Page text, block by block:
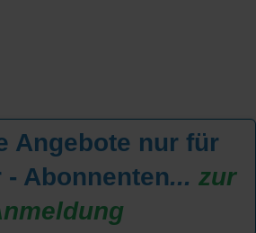
Angebote nur für
- Abonnenten... zur